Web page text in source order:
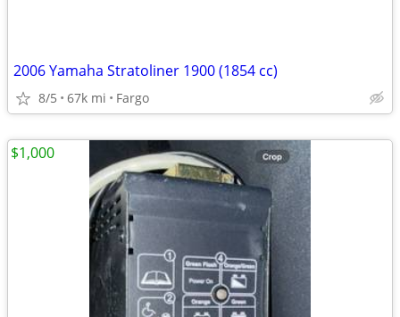
2006 Yamaha Stratoliner 1900 (1854 cc)
8/5 67k mi Fargo
$1,000